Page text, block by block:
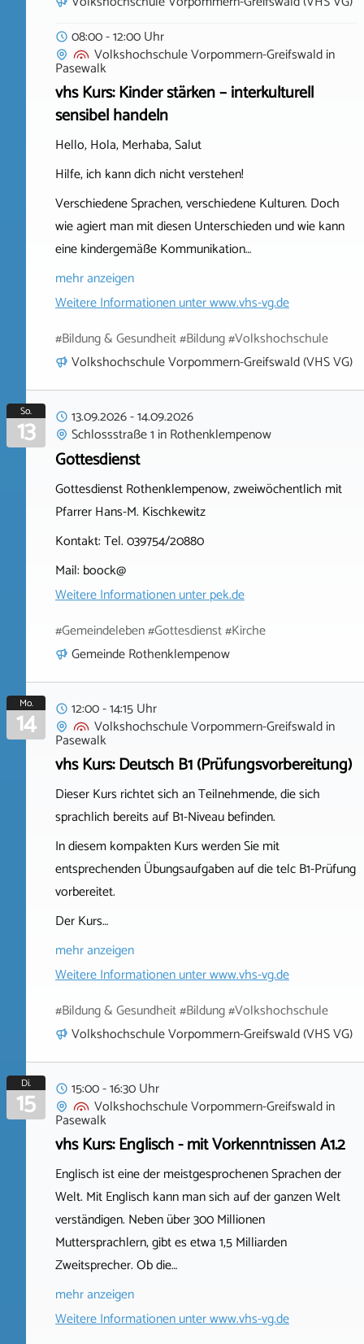
08:00 - 12:00 Uhr
Volkshochschule Vorpommern-Greifswaldin
Pasewalk
vhs Kurs: Kinder stärken – interkulturell
sensibel handeln
Hello, Hola, Merhaba, Salut
Hilfe, ich kann dich nicht verstehen!
Verschiedene Sprachen, verschiedene Kulturen. Doch
wie agiert man mit diesen Unterschieden und wie kann
eine kindergemäße Kommunikation…
mehr anzeigen
Weitere Informationen unterwww.vhs-vg.de
#Bildung & Gesundheit #Bildung #Volkshochschule
Volkshochschule Vorpommern-Greifswald (VHS VG)
So.
13 13.09.2026-14.09.2026
Schlossstraße 1 inRothenklempenow
Gottesdienst
Gottesdienst Rothenklempenow, zweiwöchentlich mit
Pfarrer Hans-M. Kischkewitz
Kontakt: Tel. 039754/20880
Mail: boock@
Weitere Informationen unterpek.de
#Gemeindeleben #Gottesdienst #Kirche
Gemeinde Rothenklempenow
Mo.
14
12:00 - 14:15 Uhr
Volkshochschule Vorpommern-Greifswaldin
Pasewalk
vhs Kurs: Deutsch B1 (Prüfungsvorbereitung)
Dieser Kurs richtet sich an Teilnehmende, die sich
sprachlich bereits auf B1-Niveau befinden.
In diesem kompakten Kurs werden Sie mit
entsprechenden Übungsaufgaben auf die telc B1-Prüfung
vorbereitet.
Der Kurs…
mehr anzeigen
Weitere Informationen unterwww.vhs-vg.de
#Bildung & Gesundheit #Bildung #Volkshochschule
Volkshochschule Vorpommern-Greifswald (VHS VG)
Di.
15
15:00 - 16:30 Uhr
Volkshochschule Vorpommern-Greifswaldin
Pasewalk
vhs Kurs: Englisch - mit Vorkenntnissen A1.2
Englisch ist eine der meistgesprochenen Sprachen der
Welt. Mit Englisch kann man sich auf der ganzen Welt
verständigen. Neben über 300 Millionen
Muttersprachlern, gibt es etwa 1,5 Milliarden
Zweitsprecher. Ob die…
mehr anzeigen
Weitere Informationen unterwww.vhs-vg.de